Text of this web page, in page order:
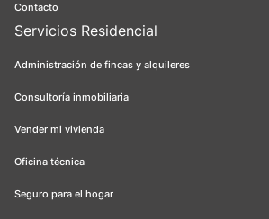
Contacto
Servicios Residencial
Administración de fincas y alquileres
Consultoría inmobiliaria
Vender mi vivienda
Oficina técnica
Seguro para el hogar